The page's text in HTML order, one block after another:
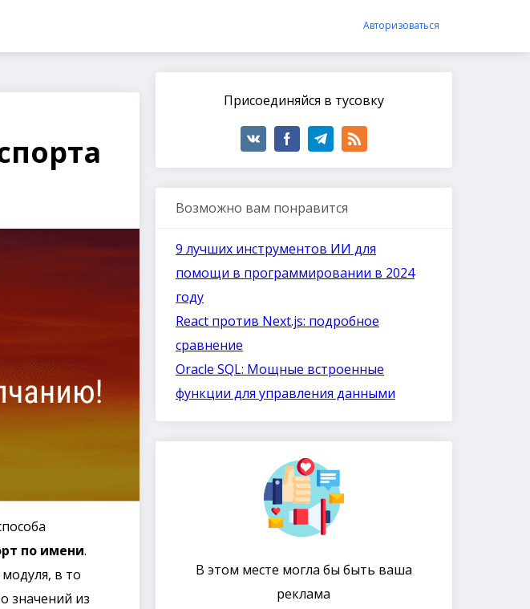
Авторизоваться
по имени.
в то
значений из
Присоединяйся в тусовку
Возможно вам понравится
9 лучших инструментов ИИ для
помощи в программировании в 2024
году
React против Next.js: подробное
сравнение
Oracle SQL: Мощные встроенные
функции для управления данными
В этом месте могла бы быть ваша
реклама